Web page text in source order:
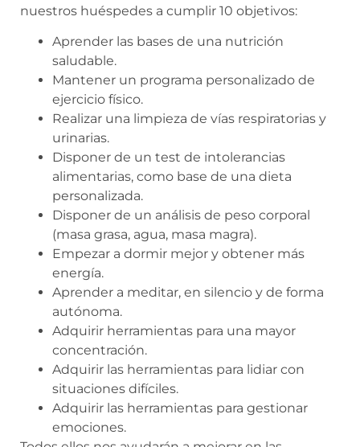
nuestros huéspedes a cumplir 10 objetivos:
Aprender las bases de una nutrición
saludable.
Mantener un programa personalizado de
ejercicio físico.
Realizar una limpieza de vías respiratorias y
urinarias.
Disponer de un test de intolerancias
alimentarias, como base de una dieta
personalizada.
Disponer de un análisis de peso corporal
(masa grasa, agua, masa magra).
Empezar a dormir mejor y obtener más
energía.
Aprender a meditar, en silencio y de forma
autónoma.
Adquirir herramientas para una mayor
concentración.
Adquirir las herramientas para lidiar con
situaciones difíciles.
Adquirir las herramientas para gestionar
emociones.